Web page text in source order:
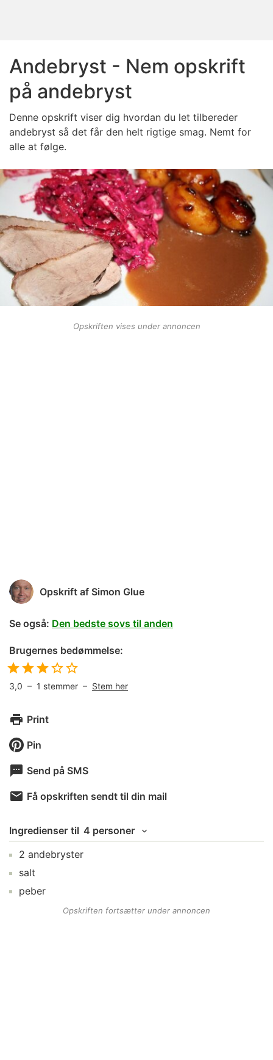
Andebryst - Nem opskrift
på andebryst
Denne opskrift viser dig hvordan du let tilbereder
andebryst så det får den helt rigtige smag. Nemt for
alle at følge.
Opskriften vises under annoncen
Opskrift af Simon Glue
Se også: Den bedste sovs til anden
Brugernes bedømmelse:
3,0 – 1 stemmer – Stem her
Print
Pin
Send på SMS
Få opskriften sendt til din mail
Ingredienser til 4 personer
2 andebryster
salt
peber
Opskriften fortsætter under annoncen